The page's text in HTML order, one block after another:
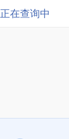
正在查询中